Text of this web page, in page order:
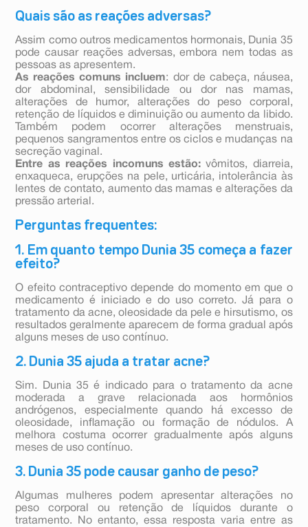
Quais são as reações adversas?
Assim como outros medicamentos hormonais, Dunia 35
pode causar reações adversas, embora nem todas as
pessoas as apresentem.
As reações comuns incluem: dor de cabeça, náusea,
dor abdominal, sensibilidade ou dor nas mamas,
alterações de humor, alterações do peso corporal,
retenção de líquidos e diminuição ou aumento da libido.
Também podem ocorrer alterações menstruais,
pequenos sangramentos entre os ciclos e mudanças na
secreção vaginal.
Entre as reações incomuns estão:vômitos, diarreia,
enxaqueca, erupções na pele, urticária, intolerância às
lentes de contato, aumento das mamas e alterações da
pressão arterial.
Perguntas frequentes:
1. Em quanto tempo Dunia 35 começa a fazer
efeito?
O efeito contraceptivo depende do momento em que o
medicamento é iniciado e do uso correto. Já para o
tratamento da acne, oleosidade da pele e hirsutismo, os
resultados geralmente aparecem de forma gradual após
alguns meses de uso contínuo.
2. Dunia 35 ajuda a tratar acne?
Sim. Dunia 35 é indicado para o tratamento da acne
moderada a grave relacionada aos hormônios
andrógenos, especialmente quando há excesso de
oleosidade, inflamação ou formação de nódulos. A
melhora costuma ocorrer gradualmente após alguns
meses de uso contínuo.
3. Dunia 35 pode causar ganho de peso?
Algumas mulheres podem apresentar alterações no
peso corporal ou retenção de líquidos durante o
tratamento. No entanto, essa resposta varia entre as